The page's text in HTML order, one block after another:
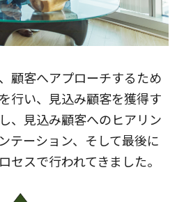
顧客へアプローチするため
行い、見込み顧客を獲得す
、見込み顧客へのヒアリン
テーション、そして最後に
セスで行われてきました。